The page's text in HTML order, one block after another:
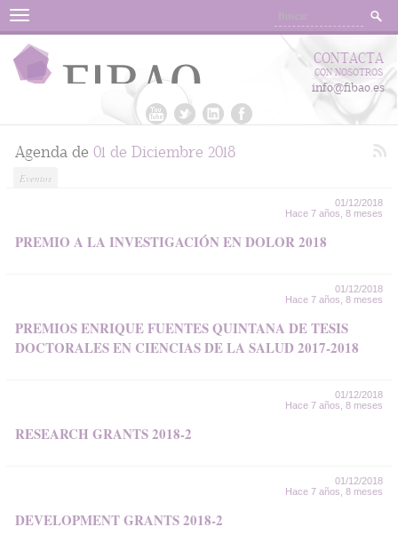
Menu
CONTACTA
CON NOSOTROS
info@fibao.es
Agenda de 01 de Diciembre 2018
Eventos
01/12/2018
Hace 7 años, 8 meses
PREMIO A LA INVESTIGACIÓN EN DOLOR 2018
01/12/2018
Hace 7 años, 8 meses
PREMIOS ENRIQUE FUENTES QUINTANA DE TESIS
DOCTORALES EN CIENCIAS DE LA SALUD 2017-2018
01/12/2018
Hace 7 años, 8 meses
RESEARCH GRANTS 2018-2
01/12/2018
Hace 7 años, 8 meses
DEVELOPMENT GRANTS 2018-2